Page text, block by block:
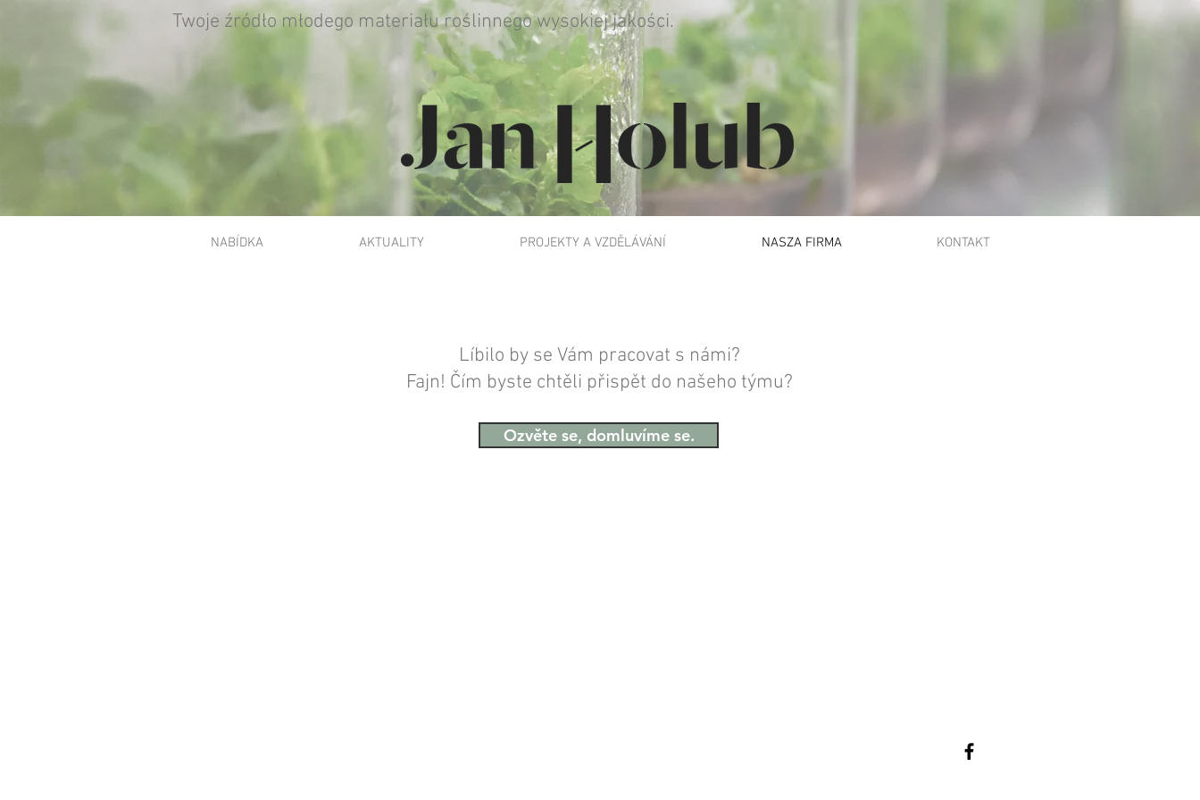
Twoje źródło młodego materiału roślinnego wysokiej jakości.
NABÍDKA AKTUALITY PROJEKTY A VZDĚLÁVÁNÍ NASZA FIRMA KONTAKT
Líbilo by se Vám pracovat s námi?
Fajn! Čím byste chtěli přispět do našeho týmu?
Ozvěte se, domluvíme se.